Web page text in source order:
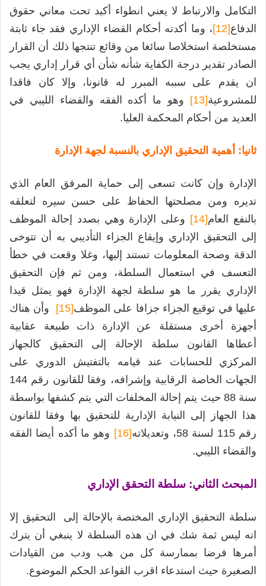
التكامل والارتباط لا يعني انطواء أكيد تحت معاني حقوق
الدفاع[12]
، وما أكدته أحكام القضاء الإداري فقد جاء ثابتة
مستخلصة استخلاصا سائغا من وقائع تنتجها ذلك أن القرار
الصادر تقدير درجة الكفاية شأنه شأن أي قرار إداري يجب
ان يقدم على سببه المبرر له قانونا، وإلا كان فاقدا
للمشروعية[13]
وهو ما أكده الفقه والقضاء الليبي في
العديد من أحكام المحكمة العليا.
ثانيا: أهمية التحقيق الإداري بالنسبة لجهة الإدارة
الإدارة وإن كانت تسعى إلى حماية المرفق العام الذي
تديره ومن مصلحتها الحفاظ على حسن سيره لتعلقه
بالنفع العام[14]
وعلى الإدارة وهي بصدد إحالة الموظف
إلى التحقيق الإداري وإيقاع الجزاء التأديبي به أن تتوخى
الدقة وصحة المعلومات تستند إليها، وغلا وقعت في خطأ
التعسف في استعمال السلطة، ومن ثم فإن التحقيق
الإداري يقرر ما هو سلطة لجهة الإدارة فهو يمثل قيدا
عليها في توقيع الجزاء جزافا على الموظف[15]
وأن هناك
أجهزة أخرى مستقلة عن الإدارة ذات طبيعة عقابية
أعطاها القانون سلطة الإحالة إلى التحقيق كالجهاز
المركزي للحسابات عند قيامه بالتفتيش الدوري على
الجهات الخاصة الرقابية وإشرافه، وفقا للقانون رقم 144
سنة 88 حيث يتم إحالة المخلفات التي يتم كشفها بواسطة
هذا الجهاز إلى النيابة الإدارية للتحقيق بها وفقا للقانون
رقم 115 لسنة 58، وتعديلاته
[16]
وهو ما أكده أيضا الفقه
والقضاء الليبي.
المبحث الثاني: سلطة التحقق الإداري
سلطة التحقيق الإداري المختصة بالإحالة إلى التحقيق إلا
انه ليس ثمة شك في ان هذه السلطة لا ينبغي أن يترك
أمرها فرضا بممارسة كل من هب ودب من القيادات
الصغيرة حيث استدعاء اقرب القواعد الحكم الموضوع.